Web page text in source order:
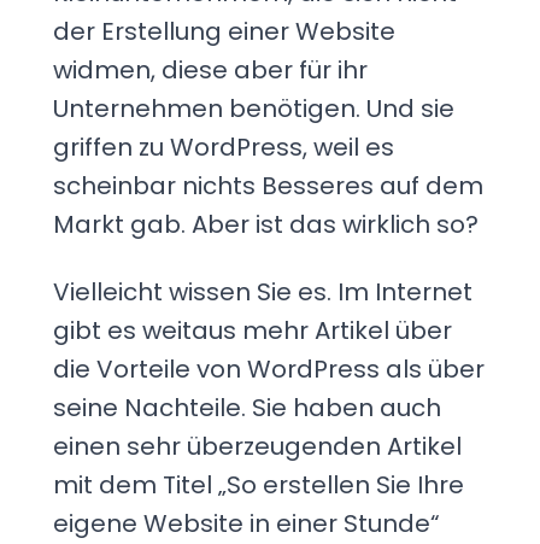
der Erstellung einer Website
widmen, diese aber für ihr
Unternehmen benötigen. Und sie
griffen zu WordPress, weil es
scheinbar nichts Besseres auf dem
Markt gab. Aber ist das wirklich so?
Vielleicht wissen Sie es. Im Internet
gibt es weitaus mehr Artikel über
die Vorteile von WordPress als über
seine Nachteile. Sie haben auch
einen sehr überzeugenden Artikel
mit dem Titel „So erstellen Sie Ihre
eigene Website in einer Stunde“